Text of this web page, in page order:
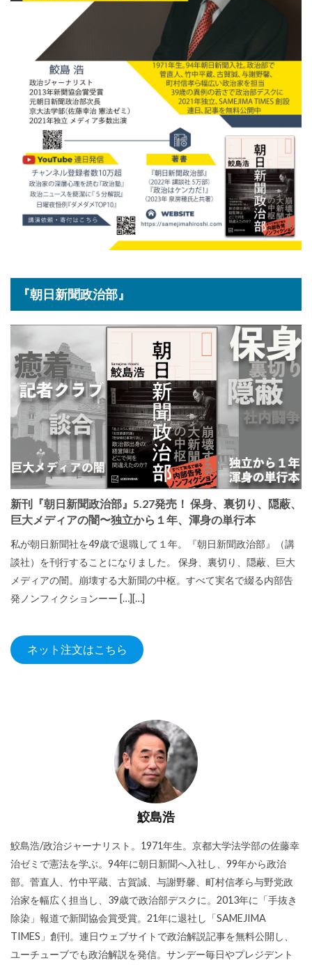
『朝日新聞政治部』
新刊『朝日新聞政治部』5.27発売！ 保身、裏切り、隠蔽、
巨大メディアの闇〜独立から１年、渾身の単行本
私が朝日新聞社を49歳で退職して１年。『朝日新聞政治部』（講
談社）を刊行することになりました。 保身、裏切り、隠蔽、巨大
メディアの闇。崩壊する大新聞の中枢。すべて実名で綴る内部告
発ノンフィクションーー […][…]
ネット注文はこちら
鮫島浩
鮫島浩/政治ジャーナリスト。1971年生。京都大学法学部の佐藤幸
治ゼミで憲法を学ぶ。94年に朝日新聞へ入社し、99年から政治
部。菅直人、竹中平蔵、古賀誠、与謝野馨、町村信孝ら与野党政
治家を幅広く担当し、39歳で政治部デスクに。2013年に「手抜き
除染」報道で新聞協会賞受賞。21年に退社し「SAMEJIMA
TIMES」創刊。連日ウェブサイトで政治解説記事を無料公開し、
ユーチューブでも政治解説を発信。サンデー毎日やプレジデント